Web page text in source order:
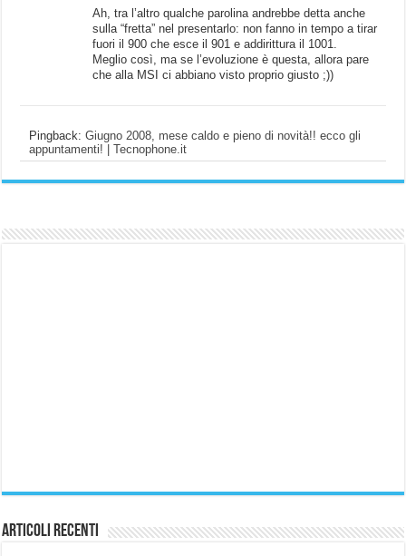
Ah, tra l’altro qualche parolina andrebbe detta anche
sulla “fretta” nel presentarlo: non fanno in tempo a tirar
fuori il 900 che esce il 901 e addirittura il 1001.
Meglio così, ma se l’evoluzione è questa, allora pare
che alla MSI ci abbiano visto proprio giusto ;))
Pingback:Giugno 2008, mese caldo e pieno di novità!! ecco gli
appuntamenti! | Tecnophone.it
Articoli Recenti